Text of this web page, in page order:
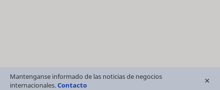
Mantenganse informado de las noticias de negocios
internacionales.Contacto